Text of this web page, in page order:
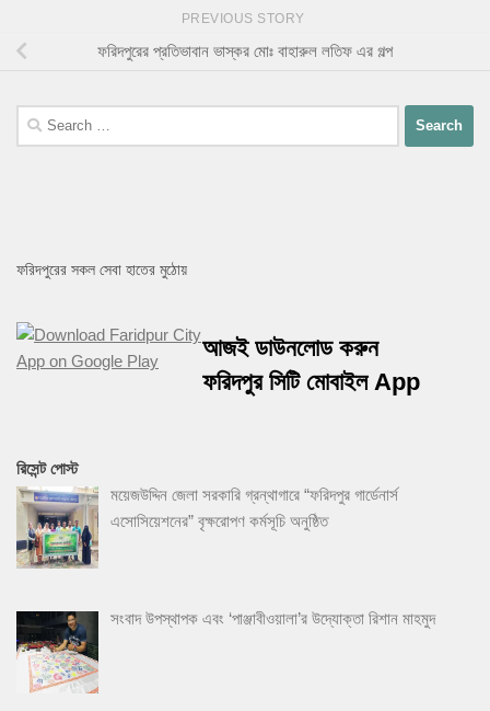
PREVIOUS STORY
ফরিদপুরের প্রতিভাবান ভাস্কর মোঃ বাহারুল লতিফ এর গল্প
ফরিদপুরের সকল সেবা হাতের মুঠোয়
আজই ডাউনলোড করুন
ফরিদপুর সিটি মোবাইল App
রিসেন্ট পোস্ট
ময়েজউদ্দিন জেলা সরকারি গ্রন্থাগারে “ফরিদপুর গার্ডেনার্স
এসোসিয়েশনের” বৃক্ষরোপণ কর্মসূচি অনুষ্ঠিত
সংবাদ উপস্থাপক এবং ‘পাঞ্জাবীওয়ালা’র উদ্যোক্তা রিশান মাহমুদ